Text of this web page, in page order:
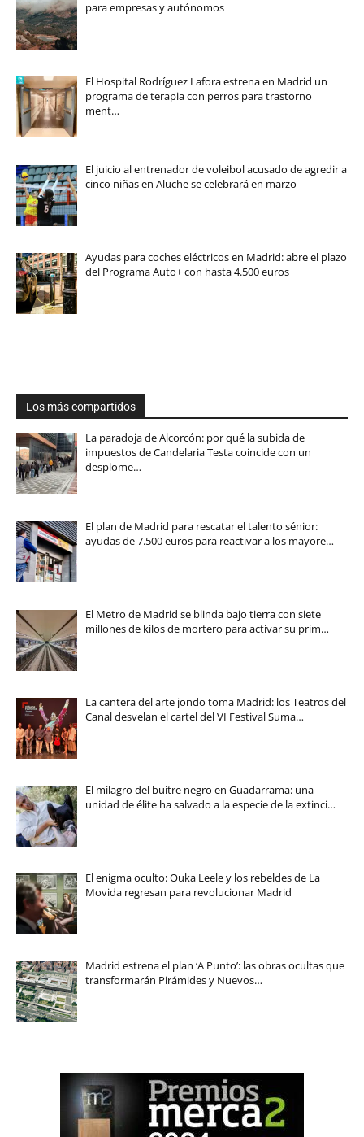
para empresas y autónomos
El Hospital Rodríguez Lafora estrena en Madrid un
programa de terapia con perros para trastorno
ment…
El juicio al entrenador de voleibol acusado de agredir a
cinco niñas en Aluche se celebrará en marzo
Ayudas para coches eléctricos en Madrid: abre el plazo
del Programa Auto+ con hasta 4.500 euros
Los más compartidos
La paradoja de Alcorcón: por qué la subida de
impuestos de Candelaria Testa coincide con un
desplome…
El plan de Madrid para rescatar el talento sénior:
ayudas de 7.500 euros para reactivar a los mayore…
El Metro de Madrid se blinda bajo tierra con siete
millones de kilos de mortero para activar su prim…
La cantera del arte jondo toma Madrid: los Teatros del
Canal desvelan el cartel del VI Festival Suma…
El milagro del buitre negro en Guadarrama: una
unidad de élite ha salvado a la especie de la extinci…
El enigma oculto: Ouka Leele y los rebeldes de La
Movida regresan para revolucionar Madrid
Madrid estrena el plan ‘A Punto’: las obras ocultas que
transformarán Pirámides y Nuevos…